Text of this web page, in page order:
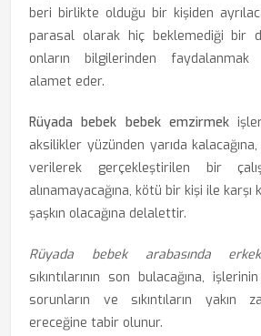
beri birlikte olduğu bir kişiden
parasal olarak hiç beklemediği bir
onların bilgilerinden faydalanmak
alamet eder.
Rüyada bebek bebek emzirmek
aksilikler yüzünden yarıda
verilerek gerçekleştirilen bir
alınamayacağına, kötü bir kişi ile karşı
şaşkın olacağına delalettir.
Rüyada bebek arabasında
sıkıntılarının son bulacağına,
sorunların ve sıkıntıların yakın
ereceğine tabir olunur.